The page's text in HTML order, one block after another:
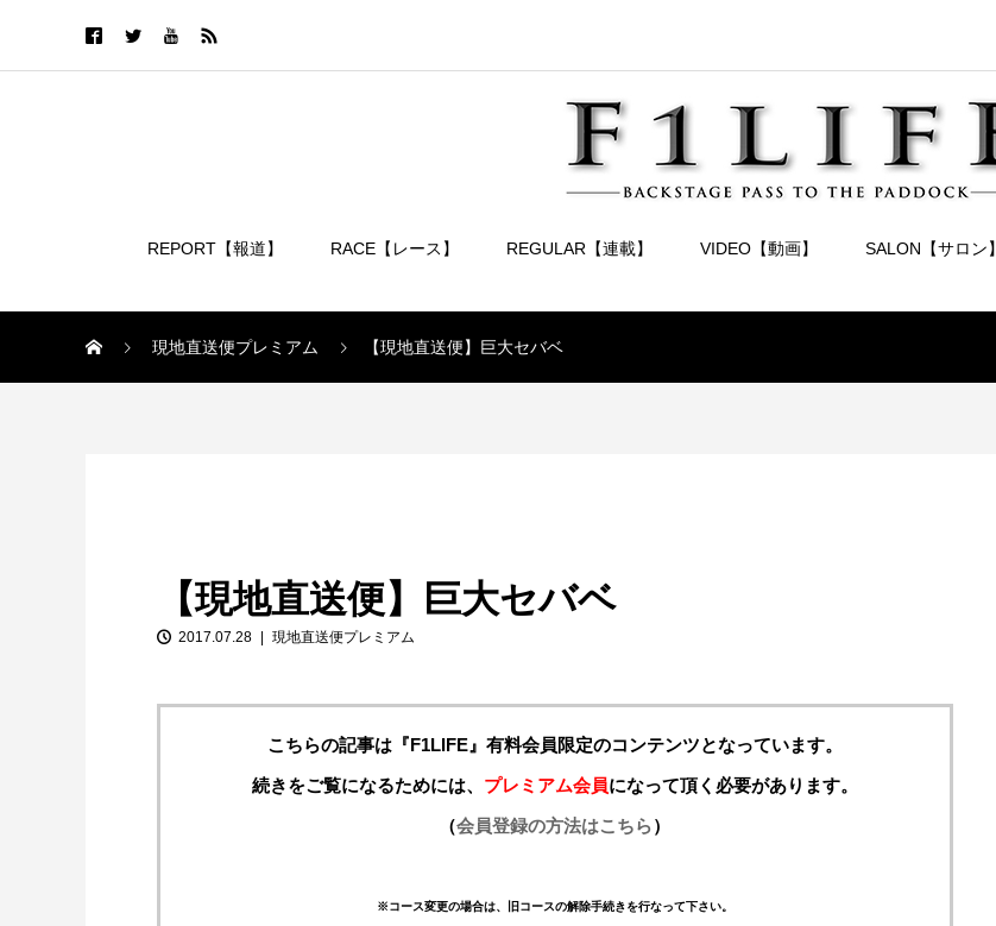
REPORT【報道】 RACE【レース】 REGULAR【連載】 VIDEO【動画】 SALON【サロン】
現地直送便プレミアム 【現地直送便】巨大セバベ
【現地直送便】巨大セバベ
2017.07.28 現地直送便プレミアム
こちらの記事は『F1LIFE』有料会員限定のコンテンツとなっています。
続きをご覧になるためには、 プレミアム会員になって頂く必要があります。
（会員登録の方法はこちら）
※コース変更の場合は、旧コースの解除手続きを行なって下さい。
【特別企画】2026年ホンダの現在地
①「アストンマーティンとの交渉4...
【特別記事】レーシングブルズ、